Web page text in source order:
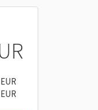
–